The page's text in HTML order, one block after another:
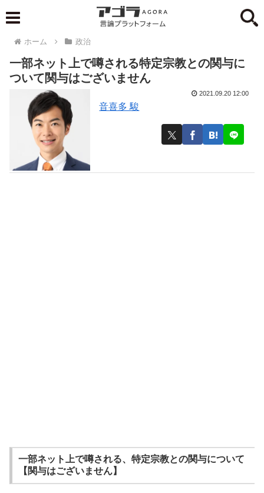
ホーム 政治
一部ネット上で噂される特定宗教との関与に
ついて関与はございません
音喜多 駿
2021.09.20 12:00
一部ネット上で噂される、特定宗教との関与について
【関与はございません】